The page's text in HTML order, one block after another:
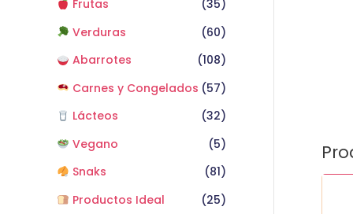
Frutas
(35)
Verduras
(60)
Abarrotes
(108)
Carnes y Congelados (57)
Lácteos
(32)
Vegano
(5)
Snaks
(81)
Productos Ideal
(25)